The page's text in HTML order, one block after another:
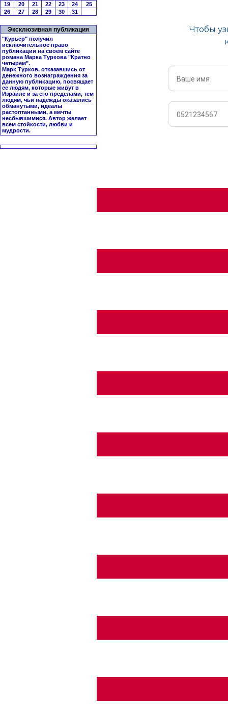
19
20 21 22 23 24
25
26
27 28 29 30 31
Эксклюзивная публикация
"Курьер" получил
исключительное право
публикации на своем сайте
романа Марка Туркова "Кратно
четырем".
Марк Турков, отказавшись от
денежного вознаграждения за
данную публикацию, посвящает
ее людям, которые живут в
Израиле и за его пределами, тем
людям, чьи надежды оказались
обманутыми, идеалы
растоптанными, а мечты
несбывшимися. Автор желает
всем стойкости, любви и
мудрости.